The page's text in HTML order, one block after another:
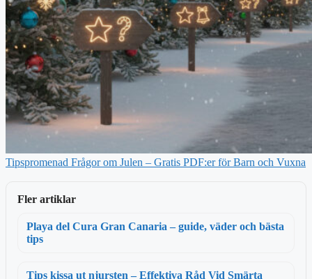
Tipspromenad Frågor om Julen – Gratis PDF:er för Barn och Vuxna
Fler artiklar
Playa del Cura Gran Canaria – guide, väder och bästa
tips
Tips kissa ut njursten – Effektiva Råd Vid Smärta